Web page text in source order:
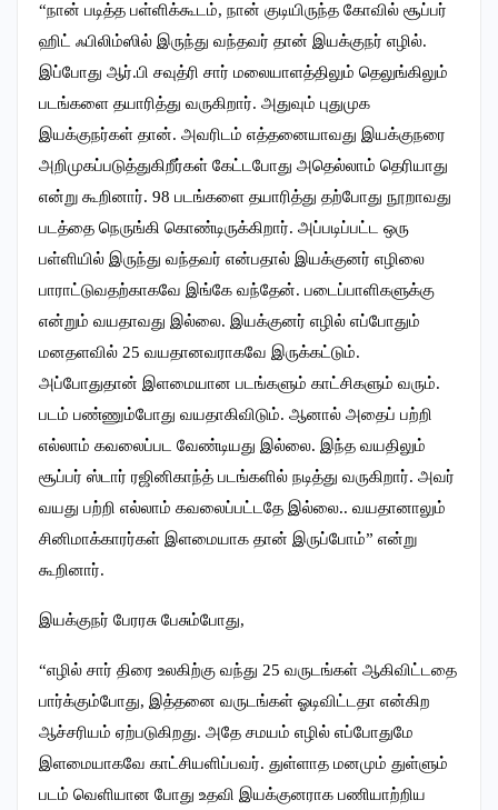
“நான் படித்த பள்ளிக்கூடம், நான் குடியிருந்த கோவில் சூப்பர்
ஹிட் ஃபிலிம்ஸில் இருந்து வந்தவர் தான் இயக்குநர் எழில்.
இப்போது ஆர்.பி சவுத்ரி சார் மலையாளத்திலும் தெலுங்கிலும்
படங்களை தயாரித்து வருகிறார். அதுவும் புதுமுக
இயக்குநர்கள் தான். அவரிடம் எத்தனையாவது இயக்குநரை
அறிமுகப்படுத்துகிறீர்கள் கேட்டபோது அதெல்லாம் தெரியாது
என்று கூறினார். 98 படங்களை தயாரித்து தற்போது நூறாவது
படத்தை நெருங்கி கொண்டிருக்கிறார். அப்படிப்பட்ட ஒரு
பள்ளியில் இருந்து வந்தவர் என்பதால் இயக்குனர் எழிலை
பாராட்டுவதற்காகவே இங்கே வந்தேன். படைப்பாளிகளுக்கு
என்றும் வயதாவது இல்லை. இயக்குனர் எழில் எப்போதும்
மனதளவில் 25 வயதானவராகவே இருக்கட்டும்.
அப்போதுதான் இளமையான படங்களும் காட்சிகளும் வரும்.
படம் பண்ணும்போது வயதாகிவிடும். ஆனால் அதைப் பற்றி
எல்லாம் கவலைப்பட வேண்டியது இல்லை. இந்த வயதிலும்
சூப்பர் ஸ்டார் ரஜினிகாந்த் படங்களில் நடித்து வருகிறார். அவர்
வயது பற்றி எல்லாம் கவலைப்பட்டதே இல்லை.. வயதானாலும்
சினிமாக்காரர்கள் இளமையாக தான் இருப்போம்” என்று
கூறினார்.
இயக்குநர் பேரரசு பேசும்போது,
“எழில் சார் திரை உலகிற்கு வந்து 25 வருடங்கள் ஆகிவிட்டதை
பார்க்கும்போது, இத்தனை வருடங்கள் ஓடிவிட்டதா என்கிற
ஆச்சரியம் ஏற்படுகிறது. அதே சமயம் எழில் எப்போதுமே
இளமையாகவே காட்சியளிப்பவர். துள்ளாத மனமும் துள்ளும்
படம் வெளியான போது உதவி இயக்குனராக பணியாற்றிய